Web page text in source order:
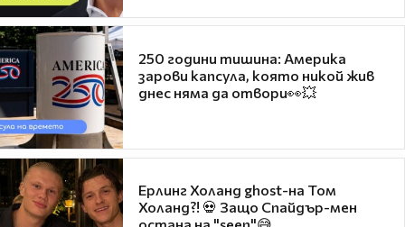
250 години тишина: Америка
зарови капсула, която никой жив
днес няма да отвори👀💥
Ерлинг Холанд ghost-на Том
Холанд?! 💀 Защо Спайдър-мен